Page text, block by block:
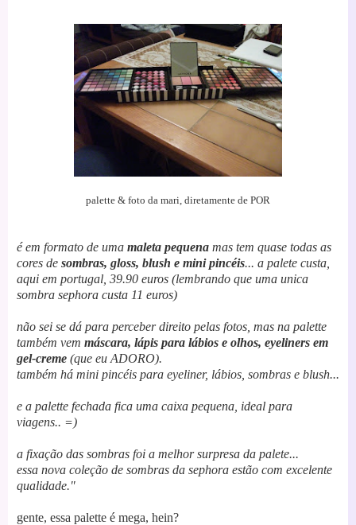
palette & foto da mari, diretamente de POR
é em formato de uma maleta pequena mas tem quase todas as
cores de sombras, gloss, blush e mini pincéis... a palete custa,
aqui em portugal, 39.90 euros (lembrando que uma unica
sombra sephora custa 11 euros)
não sei se dá para perceber direito pelas fotos, mas na palette
também vem máscara, lápis para lábios e olhos, eyeliners em
gel-creme (que eu ADORO).
também há mini pincéis para eyeliner, lábios, sombras e blush...
e a palette fechada fica uma caixa pequena, ideal para
viagens.. =)
a fixação das sombras foi a melhor surpresa da palete...
essa nova coleção de sombras da sephora estão com excelente
qualidade."
gente, essa palette é mega, hein?